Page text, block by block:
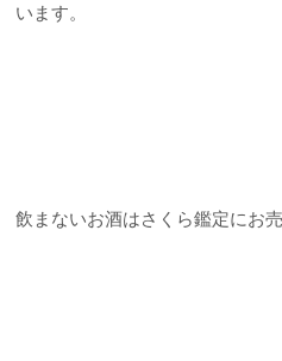
います。
飲まないお酒はさくら鑑定にお